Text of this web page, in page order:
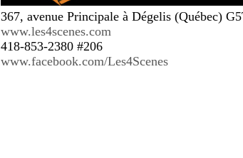
367, avenue Principale à Dégelis (Québec)
www.les4scenes.com
418-853-2380 #206
www.facebook.com/Les4Scenes